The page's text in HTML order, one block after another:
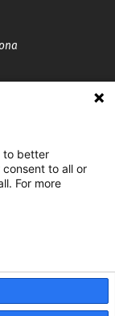
to better
to all or
For more